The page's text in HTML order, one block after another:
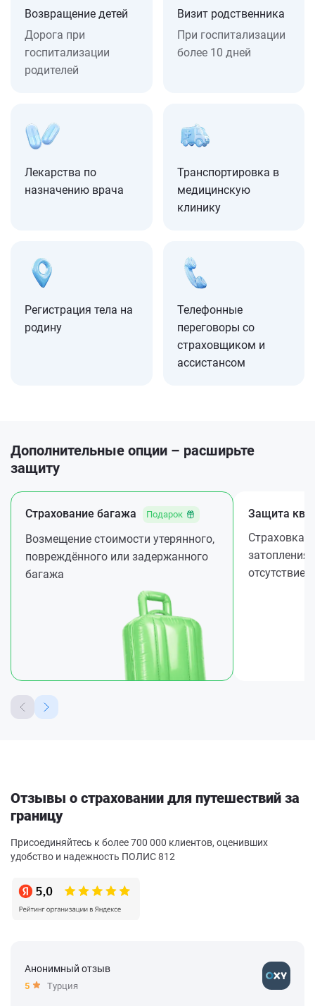
Возвращение детей
Дорога при
госпитализации
родителей
Визит родственника
При госпитализации
более 10 дней
Лекарства по
назначению врача
Транспортировка в
медицинскую
клинику
Регистрация тела на
родину
Телефонные
переговоры со
страховщиком и
ассистансом
Дополнительные опции – расширьте
защиту
Страхование багажа Подарок
Возмещение стоимости утерянного,
повреждённого или задержанного
багажа
Защита
Страховка
затопления
отсутствие
Отзывы о страховании для путешествий за
границу
Присоединяйтесь к более 700 000 клиентов, оценивших
удобство и надежность ПОЛИС 812
Анонимный отзыв
5 Турция